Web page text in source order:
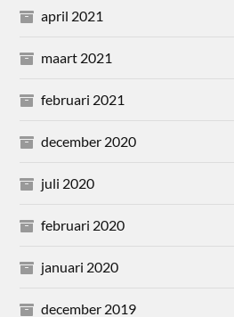
april 2021
maart 2021
februari 2021
december 2020
juli 2020
februari 2020
januari 2020
december 2019